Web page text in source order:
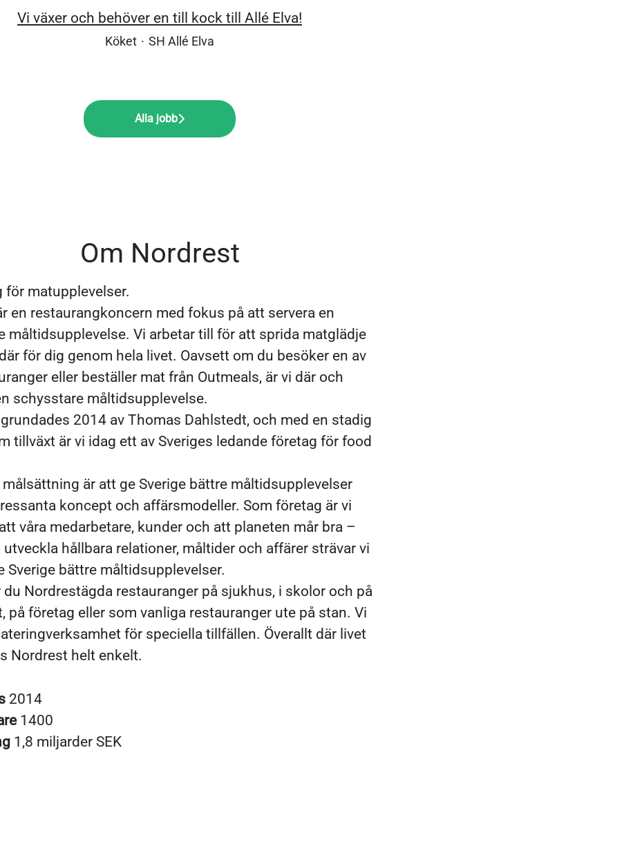
Vi växer och behöver en till kock till Allé Elva!
Köket · SH Allé Elva
Alla jobb
Om Nordrest
för matupplevelser.
en restaurangkoncern med fokus på att servera en
måltidsupplevelse. Vi arbetar till för att sprida matglädje
för dig genom hela livet. Oavsett om du besöker en av
eller beställer mat från Outmeals, är vi där och
schysstare måltidsupplevelse.
2014 av Thomas Dahlstedt, och med en stadig
tillväxt är vi idag ett av Sveriges ledande företag för food
är att ge Sverige bättre måltidsupplevelser
koncept och affärsmodeller. Som företag är vi
våra medarbetare, kunder och att planeten mår bra –
hållbara relationer, måltider och affärer strävar vi
Sverige bättre måltidsupplevelser.
Nordrestägda restauranger på sjukhus, i skolor och på
på företag eller som vanliga restauranger ute på stan. Vi
för speciella tillfällen. Överallt där livet
Nordrest helt enkelt.
2014
1400
1,8 miljarder SEK